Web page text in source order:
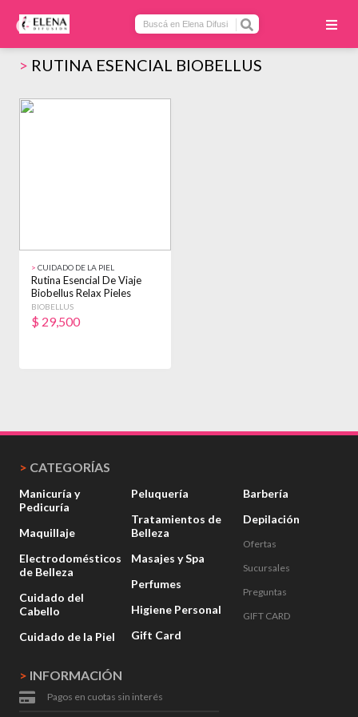
> RUTINA ESENCIAL BIOBELLUS
> CUIDADO DE LA PIEL
Rutina Esencial De Viaje
Biobellus Relax Pieles
Sensibles
BIOBELLUS
$ 29,500
> INFORMACIÓN
Pagos en cuotas sin interés
> CATEGORÍAS
Manicuría y
Pedicuría
Maquillaje
Electrodomésticos
de Belleza
Cuidado del
Cabello
Cuidado de la Piel
Peluquería
Tratamientos de
Belleza
Masajes y Spa
Perfumes
Higiene Personal
Gift Card
Barbería
Depilación
Ofertas
Sucursales
Preguntas
GIFT CARD